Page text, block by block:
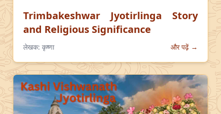
Trimbakeshwar Jyotirlinga Story
and Religious Significance
लेखक: कृष्णा और पढ़ें →